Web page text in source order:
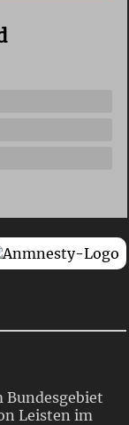
Bundesgebiet
Leisten im